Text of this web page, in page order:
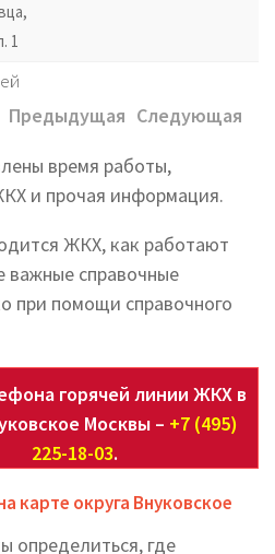
1
Предыдущая Следующая
время работы,
и прочая информация.
ЖКХ, как работают
важные справочные
при помощи справочного
горячей линии ЖКХ в
Москвы – +7 (495)
225-18-03.
карте округа Внуковское
определиться, где